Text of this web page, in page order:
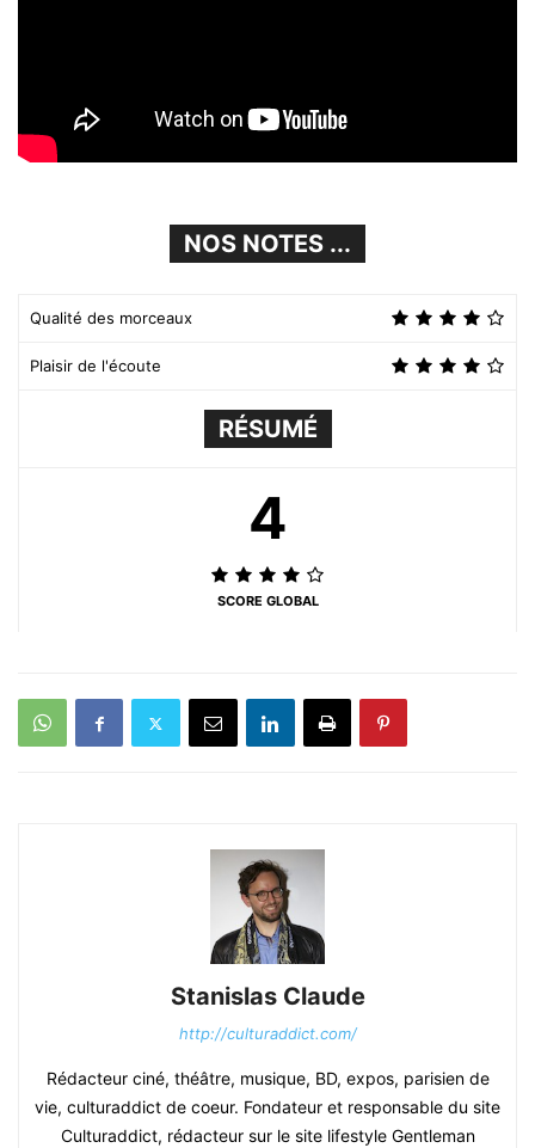
NOS NOTES ...
Qualité des morceaux
Plaisir de l'écoute
RÉSUMÉ
4
SCORE GLOBAL
Stanislas Claude
http://culturaddict.com/
Rédacteur ciné, théâtre, musique, BD, expos, parisien de
vie, culturaddict de coeur. Fondateur et responsable du site
Culturaddict, rédacteur sur le site lifestyle Gentleman